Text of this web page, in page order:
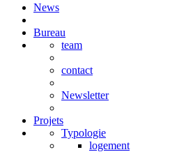
News
Bureau
team
contact
Newsletter
Projets
Typologie
logement